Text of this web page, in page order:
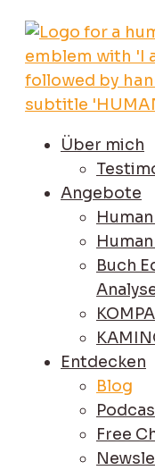
Über mich
Angebote
Buch
Entdecken
Blog
Free